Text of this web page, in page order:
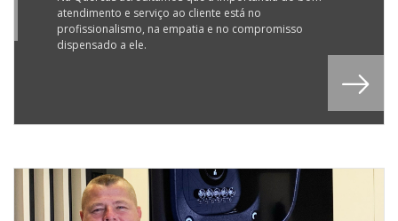
atendimento e serviço ao cliente está no
profissionalismo, na empatia e no compromisso
dispensado a ele.